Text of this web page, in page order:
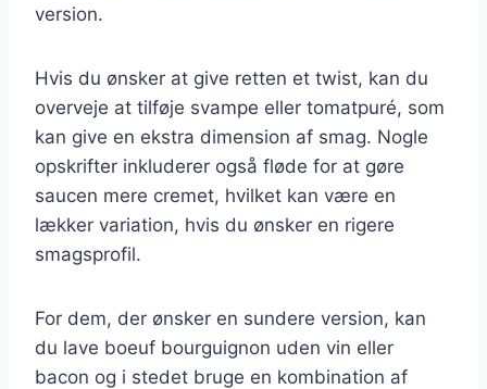
version.
Hvis du ønsker at give retten et twist, kan du
overveje at tilføje svampe eller tomatpuré, som
kan give en ekstra dimension af smag. Nogle
opskrifter inkluderer også fløde for at gøre
saucen mere cremet, hvilket kan være en
lækker variation, hvis du ønsker en rigere
smagsprofil.
For dem, der ønsker en sundere version, kan
du lave boeuf bourguignon uden vin eller
bacon og i stedet bruge en kombination af